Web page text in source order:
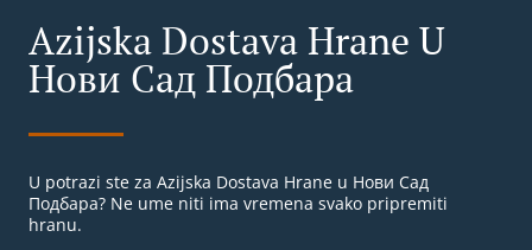
Azijska Dostava Hrane U
Нови Сад Подбара
U potrazi ste za Azijska Dostava Hrane u Нови Сад
Подбара? Ne ume niti ima vremena svako pripremiti
hranu.